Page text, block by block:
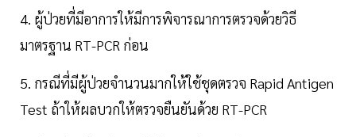
4. ผู้ป่วยที่มีอาการให้มีการพิจารณาการตรวจด้วยวิธี
มาตรฐาน RT-PCR ก่อน
5. กรณีที่มีผู้ป่วยจำนวนมากให้ใช้ชุดตรวจ Rapid Antigen
Test ถ้าให้ผลบวกให้ตรวจยืนยันด้วย RT-PCR